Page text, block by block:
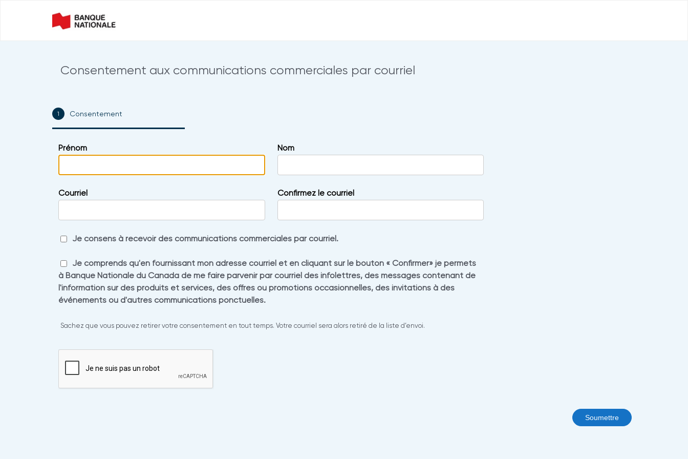
Consentement aux communications commerciales par courriel
Consentement
Prénom Nom
Courriel Confirmez le courriel
Je consens à recevoir des communications commerciales par courriel.
Je comprends qu'en fournissant mon adresse courriel et en cliquant sur le bouton « Confirmer» je permets
à Banque Nationale du Canada de me faire parvenir par courriel des infolettres‚ des messages contenant de
l'information sur des produits et services‚ des offres ou promotions occasionnelles‚ des invitations à des
événements ou d'autres communications ponctuelles.
Sachez que vous pouvez retirer votre consentement en tout temps. Votre courriel sera alors retiré de la liste d’envoi.
Soumettre